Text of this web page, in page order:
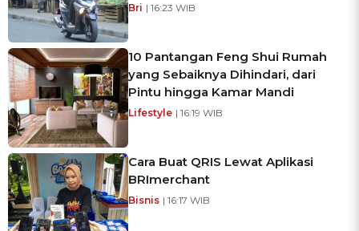
Bri | 16:23 WIB
10 Pantangan Feng Shui Rumah
yang Sebaiknya Dihindari, dari
Pintu hingga Kamar Mandi
Lifestyle | 16:19 WIB
Cara Buat QRIS Lewat Aplikasi
BRImerchant
Bisnis | 16:17 WIB